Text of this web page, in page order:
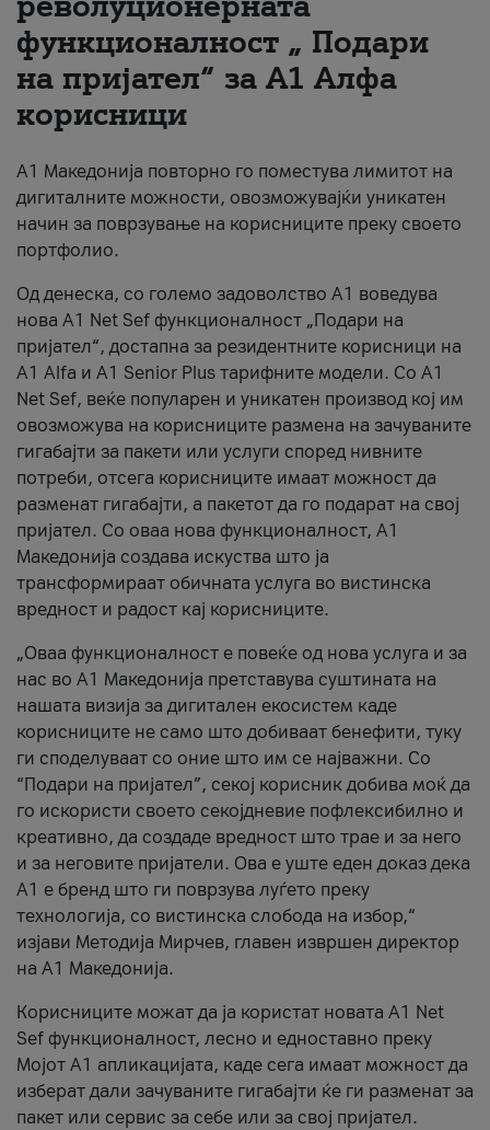
За нас
#ПодобарОнлајн
функционалност „ Подари
на пријател“ за А1 Алфа
корисници
А1 Македонија повторно го поместува лимитот на
дигиталните можности, овозможувајќи уникатен
начин за поврзување на корисниците преку своето
портфолио.
Од денеска, со големо задоволство А1 воведува
нова A1 Net Sef функционалност „Подари на
пријател“, достапна за резидентните корисници на
А1 Alfa и A1 Senior Plus тарифните модели. Со A1
Net Sef, веќе популарен и уникатен производ кој им
овозможува на корисниците размена на зачуваните
гигабајти за пакети или услуги според нивните
потреби, отсега корисниците имаат можност да
разменат гигабајти, а пакетот да го подарат на свој
пријател. Со оваа нова функционалност, А1
Македонија создава искуства што ја
трансформираат обичната услуга во вистинска
вредност и радост кај корисниците.
„Оваа функционалност е повеќе од нова услуга и за
нас во А1 Македонија претставува суштината на
нашата визија за дигитален екосистем каде
корисниците не само што добиваат бенефити, туку
ги споделуваат со оние што им се најважни. Со
“Подари на пријател”, секој корисник добива моќ да
го искористи своето секојдневие пофлексибилно и
креативно, да создаде вредност што трае и за него
и за неговите пријатели. Ова е уште еден доказ дека
А1 е бренд што ги поврзува луѓето преку
технологија, со вистинска слобода на избор,“
изјави Методија Мирчев, главен извршен директор
на А1 Македонија.
Корисниците можат да ја користат новата А1 Net
Sef функционалност, лесно и едноставно преку
Мојот А1 апликацијата, каде сега имаат можност да
изберат дали зачуваните гигабајти ќе ги разменат за
пакет или сервис за себе или за свој пријател.